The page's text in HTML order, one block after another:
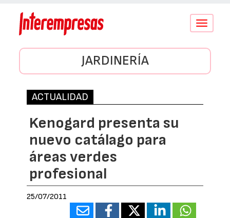
Conmutar
JARDINERÍA
ACTUALIDAD
Kenogard presenta su
nuevo catálago para
áreas verdes
profesional
25/07/2011